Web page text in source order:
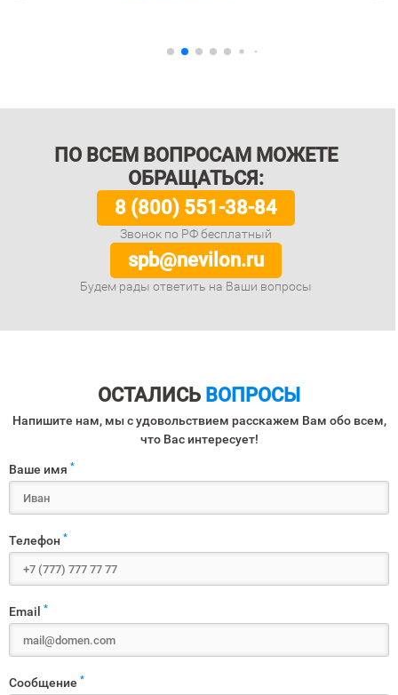
ПО ВСЕМ ВОПРОСАМ МОЖЕТЕ
ОБРАЩАТЬСЯ:
8 (800) 551-38-84
Звонок по РФ бесплатный
spb@nevilon.ru
Будем рады ответить на Ваши вопросы
ОСТАЛИСЬ ВОПРОСЫ
Напишите нам, мы с удовольствием расскажем Вам обо всем,
что Вас интересует!
Ваше имя *
Телефон *
Email *
Сообщение *